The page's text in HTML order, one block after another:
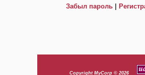
Забыл пароль
Copyright MyCorp © 2026